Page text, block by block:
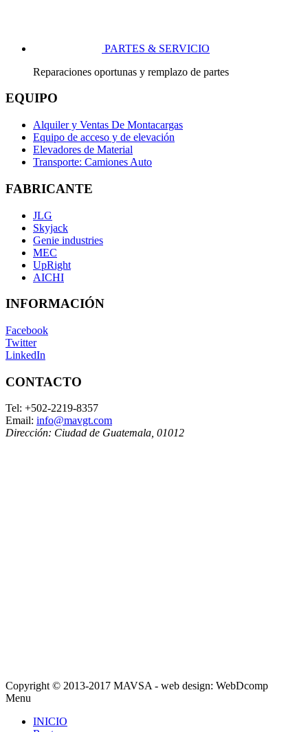
PARTES & SERVICIO
Reparaciones oportunas y remplazo de partes
EQUIPO
Alquiler y Ventas De Montacargas
Equipo de acceso y de elevación
Elevadores de Material
Transporte: Camiones Auto
FABRICANTE
JLG
Skyjack
Genie industries
MEC
UpRight
AICHI
INFORMACIÓN
Facebook
Twitter
LinkedIn
CONTACTO
Tel: +502-2219-8357
Email: info@mavgt.com
Dirección: Ciudad de Guatemala, 01012
Copyright © 2013-2017 MAVSA - web design: WebDcomp
Menu
INICIO